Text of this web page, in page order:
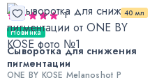
40 мл
1
Новинка
Сыворотка для снижения
пигментации
ONE BY KOSE Melanoshot P